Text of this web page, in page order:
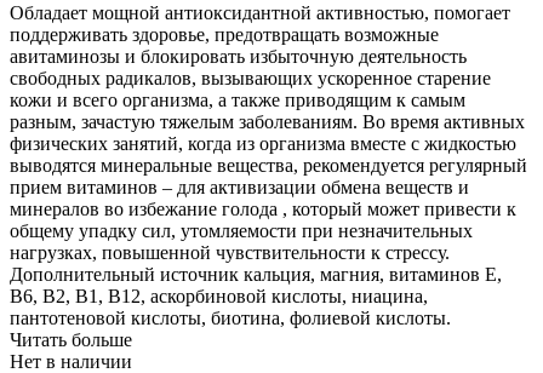
Обладает мощной антиоксидантной активностью, помогает
поддерживать здоровье, предотвращать возможные
авитаминозы и блокировать избыточную деятельность
свободных радикалов, вызывающих ускоренное старение
кожи и всего организма, а также приводящим к самым
разным, зачастую тяжелым заболеваниям. Во время активных
физических занятий, когда из организма вместе с жидкостью
выводятся минеральные вещества, рекомендуется регулярный
прием витаминов – для активизации обмена веществ и
минералов во избежание голода , который может привести к
общему упадку сил, утомляемости при незначительных
нагрузках, повышенной чувствительности к стрессу.
Дополнительный источник кальция, магния, витаминов Е,
В6, В2, В1, В12, аскорбиновой кислоты, ниацина,
пантотеновой кислоты, биотина, фолиевой кислоты.
Читать больше
Нет в наличии